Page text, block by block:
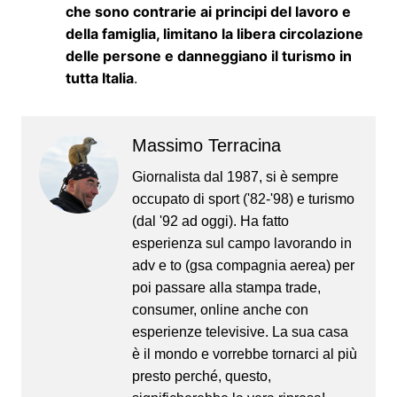
che sono contrarie ai principi del lavoro e
della famiglia, limitano la libera circolazione
delle persone e danneggiano il turismo in
tutta Italia.
Massimo Terracina
Giornalista dal 1987, si è sempre
occupato di sport ('82-'98) e turismo
(dal '92 ad oggi). Ha fatto
esperienza sul campo lavorando in
adv e to (gsa compagnia aerea) per
poi passare alla stampa trade,
consumer, online anche con
esperienze televisive. La sua casa
è il mondo e vorrebbe tornarci al più
presto perché, questo,